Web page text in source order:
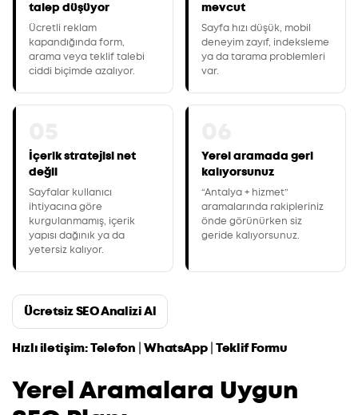
talep düşüyor
Ücretli reklam
kapandığında form,
arama veya teklif talebi
ciddi biçimde azalıyor.
mevcut
Sayfa hızı düşük, mobil
deneyim zayıf, indeksleme
ya da tarama problemleri
var.
İçerik stratejisi net
değil
Sayfalar kullanıcı
ihtiyacına göre
kurgulanmamış, içerik
yapısı dağınık ya da
yetersiz kalıyor.
Yerel aramada geri
kalıyorsunuz
“Antalya + hizmet”
aramalarında rakipleriniz
önde görünürken siz
geride kalıyorsunuz.
Ücretsiz SEO Analizi Al
Hızlı iletişim:Telefon |WhatsApp|Teklif Formu
Yerel Aramalara Uygun